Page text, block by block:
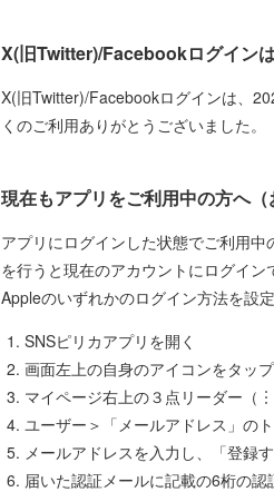
X(旧Twitter)/Facebookログイン
X(旧Twitter)/Facebookログインは、
くのご利用ありがとうございました。
現在もアプリをご利用中の方へ（
アプリにログインした状態でご利用
を行うと現在のアカウントにログイ
Appleのいずれかのログイン方法を設定
SNSピリカアプリを開く
画面左上の自身のアイコンをタップ
マイページ右上の３点リーダー（
ユーザー＞「メールアドレス」の
メールアドレスを入力し、「登録
届いた認証メールに記載の6桁の